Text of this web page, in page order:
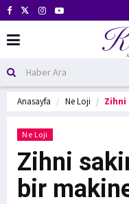
Anasayfa Ne Loji
Ne Loji
Zihni
bir